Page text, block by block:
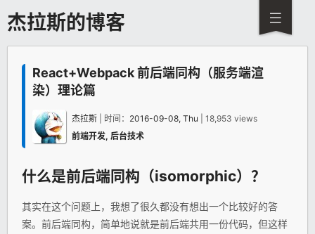
杰拉斯的博客
React+Webpack 前后端同构（服务端渲
染）理论篇
杰拉斯 | 时间： 2016-09-08, Thu | 18,953 views
前端开发, 后台技术
什么是前后端同构（isomorphic）？
其实在这个问题上，我想了很久都没有想出一个比较好的答
案。前后端同构，简单地说就是前后端共用一份代码，但这样